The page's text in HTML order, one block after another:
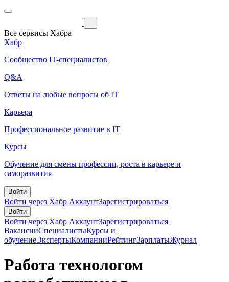
Все сервисы Хабра
Хабр
Сообщество IT-специалистов
Q&A
Ответы на любые вопросы об IT
Карьера
Профессиональное развитие в IT
Курсы
Обучение для смены профессии, роста в карьере и
саморазвития
Войти
Войти через Хабр АккаунтЗарегистрироваться
Войти
Войти через Хабр АккаунтЗарегистрироваться
ВакансииСпециалистыКурсы и
обучениеЭкспертыКомпанииРейтингЗарплатыЖурнал
Работа технологом